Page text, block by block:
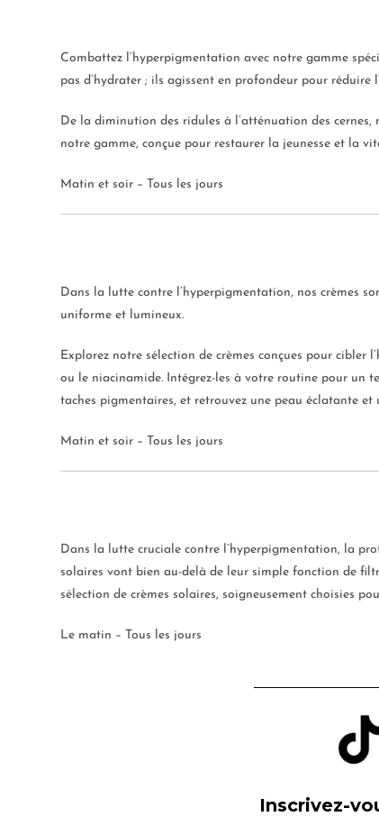
Combattez l’hyperpigmentation avec notre gamme
pas d’hydrater ; ils agissent en profondeur pour
De la diminution des ridules à l’atténuation des
notre gamme, conçue pour restaurer la jeunesse et la
Matin et soir – Tous les jours
Dans la lutte contre l’hyperpigmentation, nos crèmes
uniforme et lumineux.
Explorez notre sélection de crèmes conçues pour cibler
ou le niacinamide. Intégrez-les à votre routine pour un
taches pigmentaires, et retrouvez une peau éclatante et
Matin et soir – Tous les jours
Dans la lutte cruciale contre l’hyperpigmentation, la
solaires vont bien au-delà de leur simple fonction de
sélection de crèmes solaires, soigneusement choisies
Le matin – Tous les jours
Inscrivez-